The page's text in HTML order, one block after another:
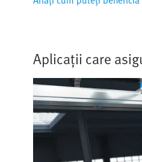
Aplicații care